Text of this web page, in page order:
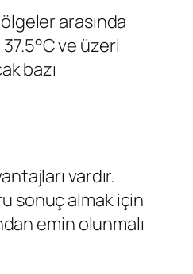
arasında
ve üzeri
bazı
vardır.
sonuç almak için
emin olunmalı